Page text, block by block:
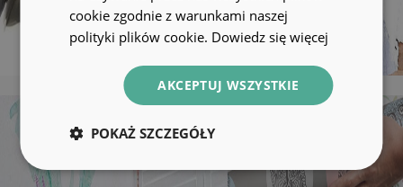
cookie zgodnie z warunkami naszej
polityki plików cookie. Dowiedz się więcej
AKCEPTUJ WSZYSTKIE
POKAŻ SZCZEGÓŁY